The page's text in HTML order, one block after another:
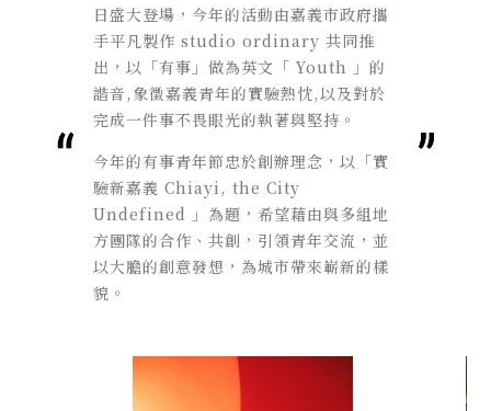
日盛大登場，今年的活動由嘉義市政府攜
手平凡製作 studio ordinary 共同推
出，以「有事」做為英文「 Youth 」的
諧音,象徵嘉義青年的實驗熱忱,以及對於
完成一件事不畏眼光的執著與堅持。
今年的有事青年節忠於創辦理念，以「實
驗新嘉義 Chiayi, the City
Undefined 」為題，希望藉由與多組地
方團隊的合作、共創，引領青年交流，並
以大膽的創意發想，為城市帶來嶄新的樣
貌。